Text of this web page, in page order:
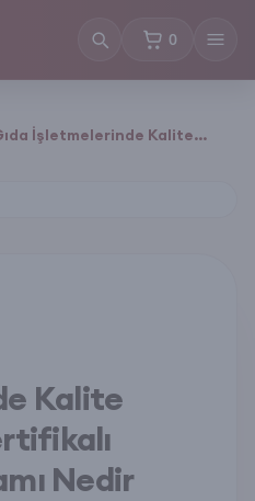
0
sepetteki
İşletmelerinde Kalite
Kalite
Nedir